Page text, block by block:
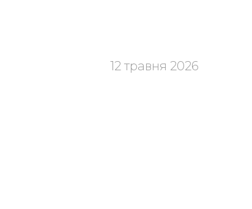
12 травня 2026